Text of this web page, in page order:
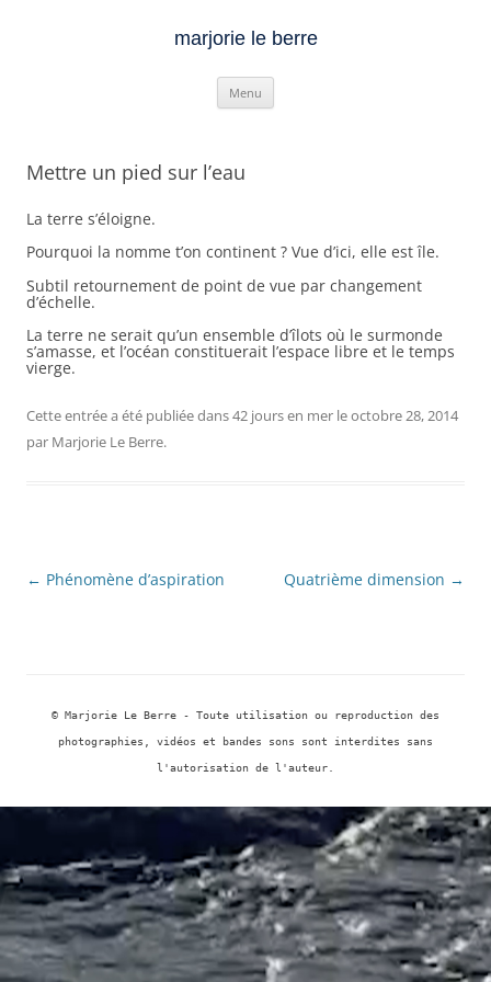
marjorie le berre
Menu
Mettre un pied sur l’eau
La terre s’éloigne.
Pourquoi la nomme t’on continent ? Vue d’ici, elle est île.
Subtil retournement de point de vue par changement
d’échelle.
La terre ne serait qu’un ensemble d’îlots où le surmonde
s’amasse, et l’océan constituerait l’espace libre et le temps
vierge.
Cette entrée a été publiée dans42 jours en mer leoctobre 28, 2014
par Marjorie Le Berre.
Navigation
← Phénomène d’aspiration Quatrième dimension →
© Marjorie Le Berre - Toute utilisation ou reproduction des
photographies, vidéos et bandes sons sont interdites sans
l'autorisation de l'auteur.